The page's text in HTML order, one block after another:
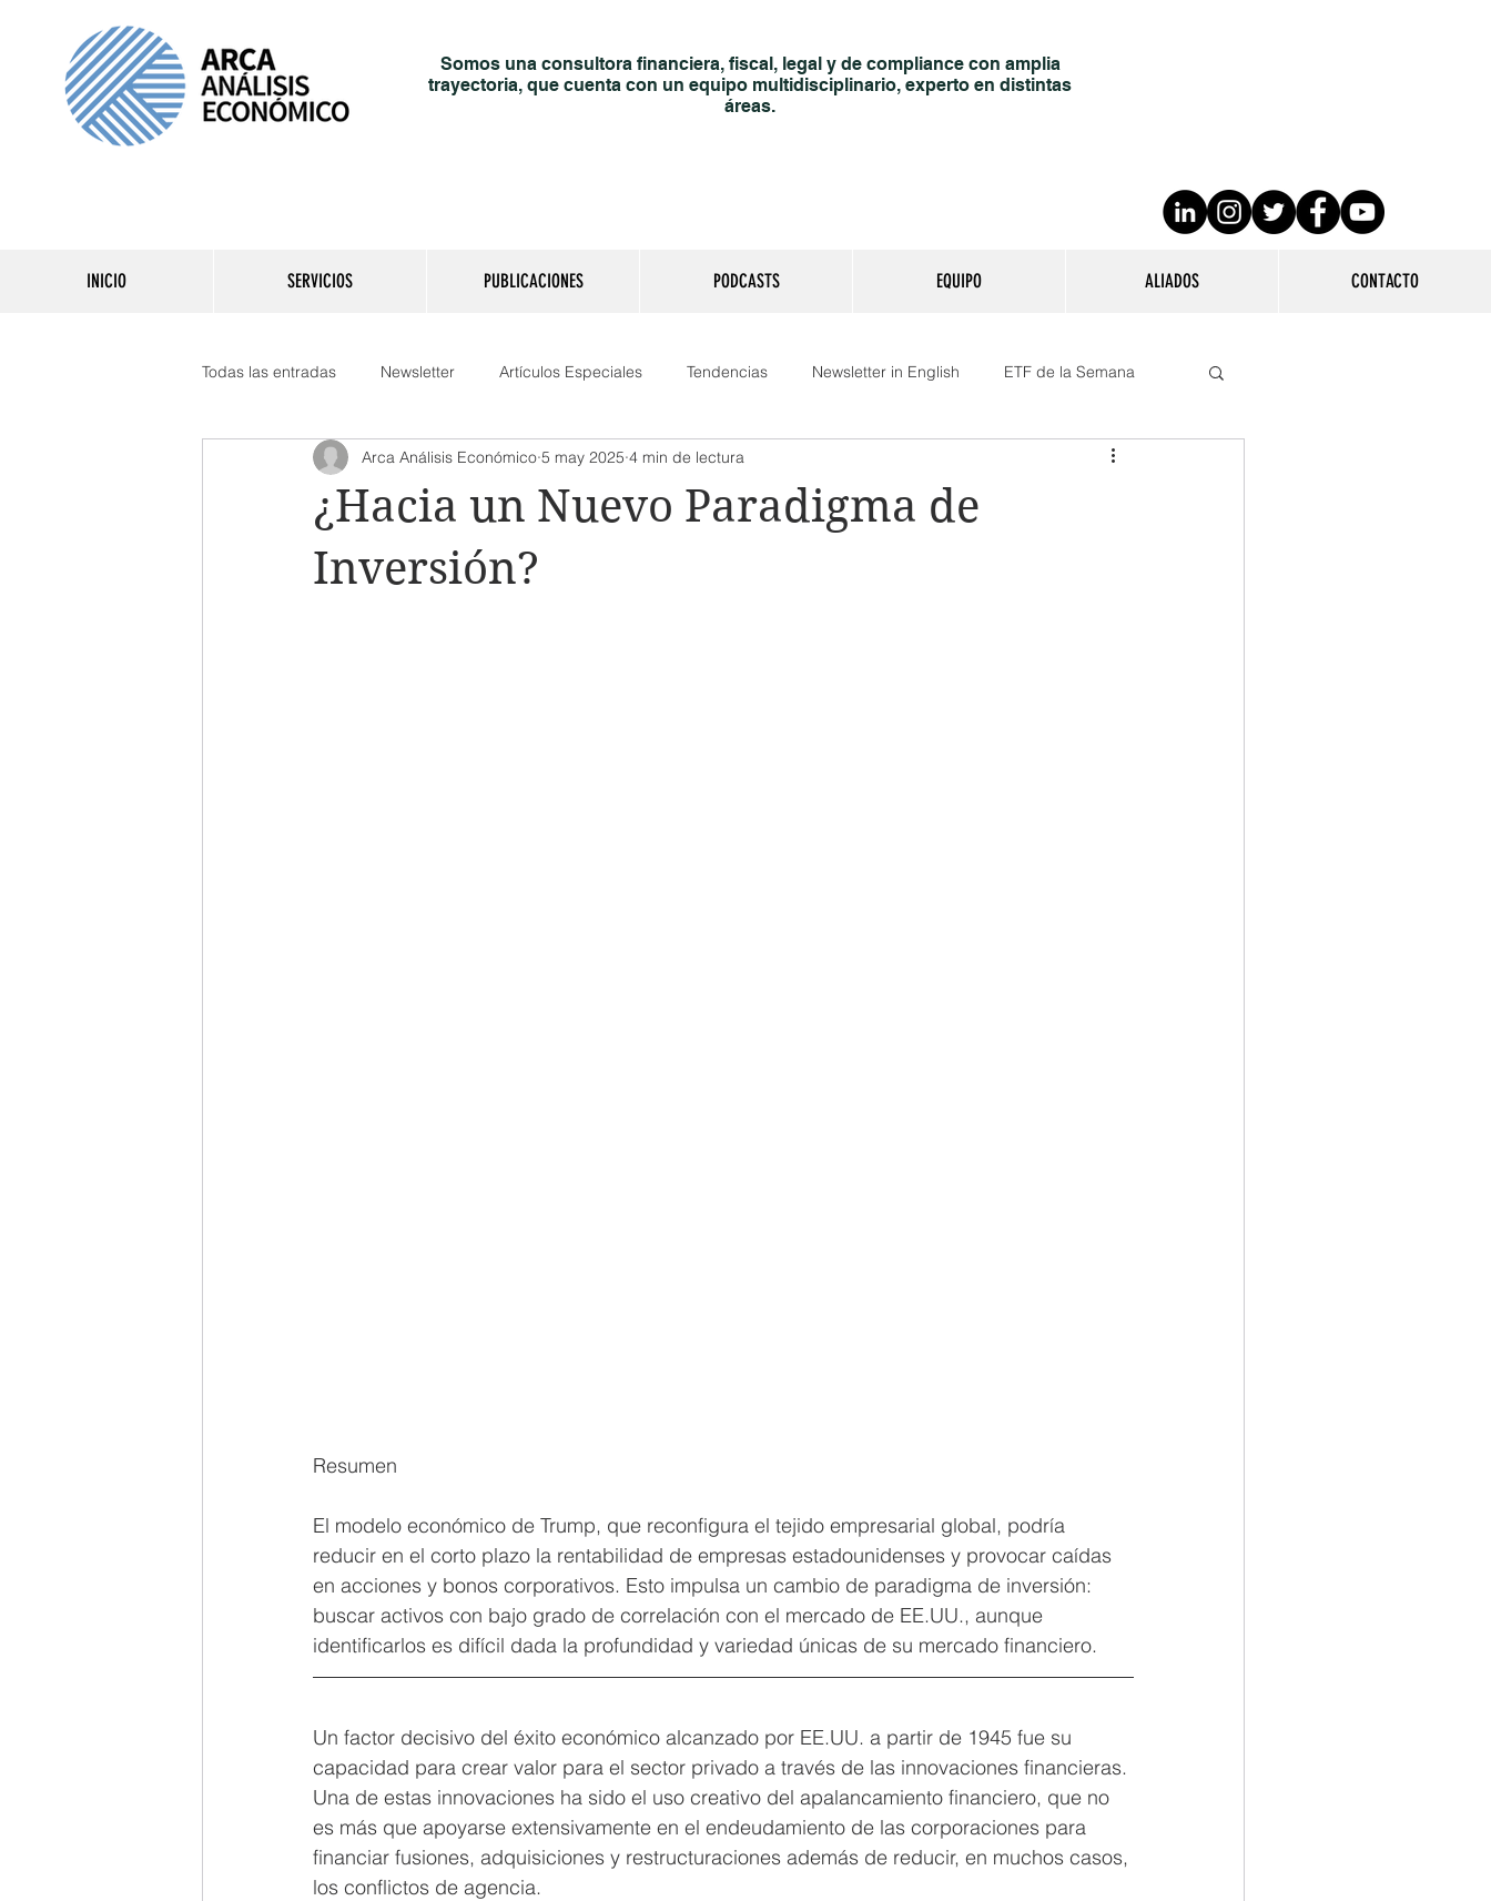
Somos una consultora financiera, fiscal, legal y de compliance con amplia
trayectoria, que cuenta con un equipo multidisciplinario, experto en distintas
áreas.
INICIO SERVICIOS PUBLICACIONES PODCASTS EQUIPO ALIADOS CONTACTO
Todas las entradas Newsletter Artículos Especiales Tendencias Newsletter in English ETF de la Semana
Reporte del día
¿Hacia un Nuevo Paradigma de
Inversión?
Arca Análisis Económico 5 may 2025 4 min de lectura
Resumen
El modelo económico de Trump, que reconfigura el tejido empresarial global, podría
reducir en el corto plazo la rentabilidad de empresas estadounidenses y provocar caídas
en acciones y bonos corporativos. Esto impulsa un cambio de paradigma de inversión:
buscar activos con bajo grado de correlación con el mercado de EE.UU., aunque
identificarlos es difícil dada la profundidad y variedad únicas de su mercado financiero.
Un factor decisivo del éxito económico alcanzado por EE.UU. a partir de 1945 fue su
capacidad para crear valor para el sector privado a través de las innovaciones financieras.
Una de estas innovaciones ha sido el uso creativo del apalancamiento financiero, que no
es más que apoyarse extensivamente en el endeudamiento de las corporaciones para
financiar fusiones, adquisiciones y restructuraciones además de reducir, en muchos casos,
los conflictos de agencia.